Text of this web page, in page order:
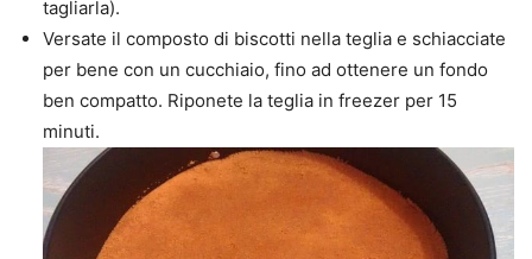
tagliarla).
Versate il composto di biscotti nella teglia e schiacciate
per bene con un cucchiaio, fino ad ottenere un fondo
ben compatto. Riponete la teglia in freezer per 15
minuti.